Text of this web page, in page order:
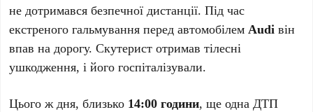
не дотримався безпечної дистанції. Під час
екстреного гальмування перед автомобілемAudi він
впав на дорогу. Скутерист отримав тілесні
ушкодження, і його госпіталізували.
Цього ж дня, близько 14:00 години, ще одна ДТП